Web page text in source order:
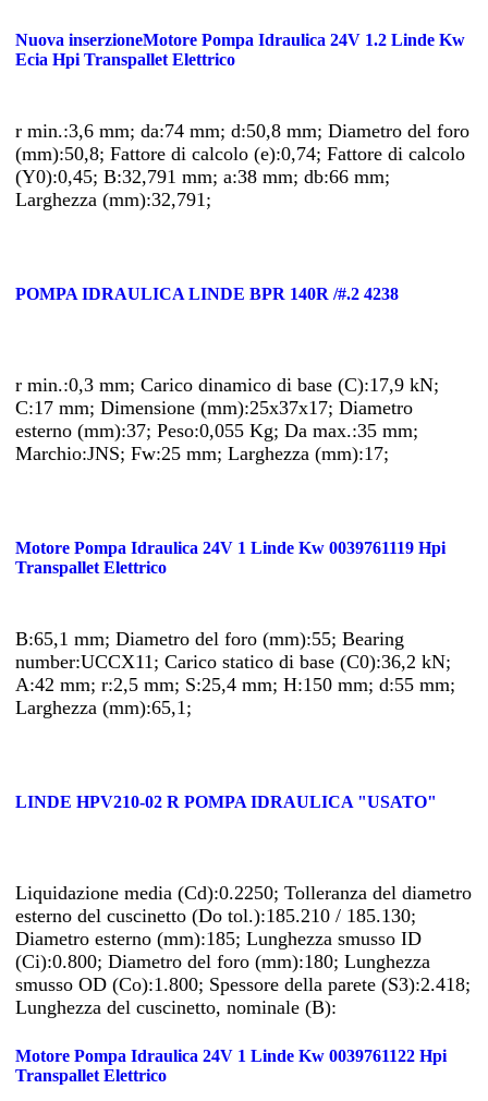
Nuova inserzioneMotore Pompa Idraulica 24V 1.2 Linde Kw
Ecia Hpi Transpallet Elettrico
r min.:3,6 mm; da:74 mm; d:50,8 mm; Diametro del foro
(mm):50,8; Fattore di calcolo (e):0,74; Fattore di calcolo
(Y0):0,45; B:32,791 mm; a:38 mm; db:66 mm;
Larghezza (mm):32,791;
POMPA IDRAULICA LINDE BPR 140R /#.2 4238
r min.:0,3 mm; Carico dinamico di base (C):17,9 kN;
C:17 mm; Dimensione (mm):25x37x17; Diametro
esterno (mm):37; Peso:0,055 Kg; Da max.:35 mm;
Marchio:JNS; Fw:25 mm; Larghezza (mm):17;
Motore Pompa Idraulica 24V 1 Linde Kw 0039761119 Hpi
Transpallet Elettrico
B:65,1 mm; Diametro del foro (mm):55; Bearing
number:UCCX11; Carico statico di base (C0):36,2 kN;
A:42 mm; r:2,5 mm; S:25,4 mm; H:150 mm; d:55 mm;
Larghezza (mm):65,1;
LINDE HPV210-02 R POMPA IDRAULICA "USATO"
Liquidazione media (Cd):0.2250; Tolleranza del diametro
esterno del cuscinetto (Do tol.):185.210 / 185.130;
Diametro esterno (mm):185; Lunghezza smusso ID
(Ci):0.800; Diametro del foro (mm):180; Lunghezza
smusso OD (Co):1.800; Spessore della parete (S3):2.418;
Lunghezza del cuscinetto, nominale (B):
Motore Pompa Idraulica 24V 1 Linde Kw 0039761122 Hpi
Transpallet Elettrico